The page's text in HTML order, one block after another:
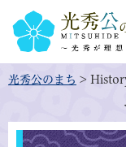
ページの先頭です。
ニ
ー
光秀公のまち >
本